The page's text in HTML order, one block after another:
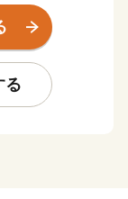
開発拠点が
トが魅力のま
はH2ロケッ
スタワー展望
る